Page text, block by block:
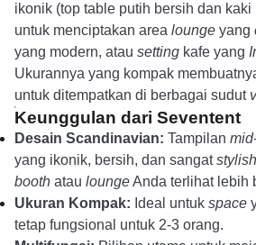
ikonik (top table putih bersih dan kaki
untuk menciptakan area lounge yang
yang modern, atau setting kafe yang
Ukurannya yang kompak
untuk ditempatkan di berbagai sudut
Keunggulan dari Seventent
Desain Scandinavian: Tampilan
yang ikonik, bersih, dan sangatstylish
booth atau loungeAnda terlihat lebih
Ukuran Kompak: Ideal untuk space
tetap fungsional untuk 2-3 orang.